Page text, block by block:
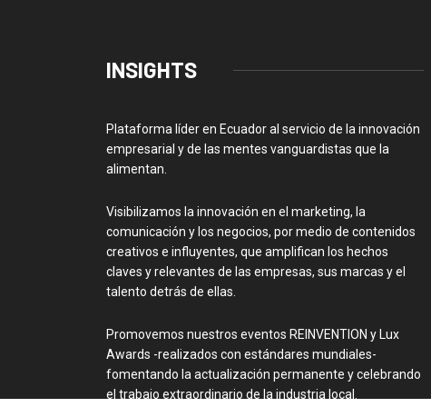
INSIGHTS
Plataforma líder en Ecuador al servicio de la innovación
empresarial y de las mentes vanguardistas que la
alimentan.
Visibilizamos la innovación en el marketing, la
comunicación y los negocios, por medio de contenidos
creativos e influyentes, que amplifican los hechos
claves y relevantes de las empresas, sus marcas y el
talento detrás de ellas.
Promovemos nuestros eventos REINVENTION y Lux
Awards -realizados con estándares mundiales-
fomentando la actualización permanente y celebrando
el trabajo extraordinario de la industria local.